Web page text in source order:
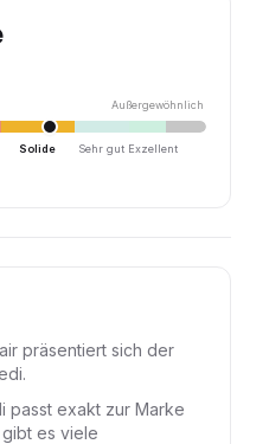
Außergewöhnlich
Solide Sehr gut Exzellent
präsentiert sich der
passt exakt zur Marke
es viele